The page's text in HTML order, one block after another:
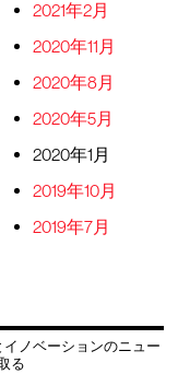
2021年2月
2020年11月
2020年8月
2020年5月
2020年1月
2019年10月
2019年7月
ノベーションのニュー
る